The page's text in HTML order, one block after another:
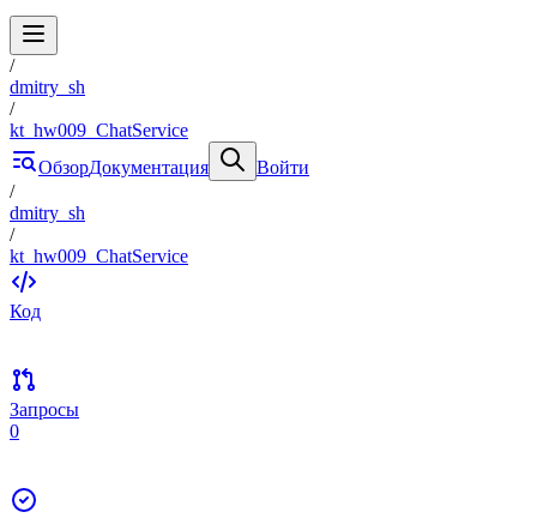
/
dmitry_sh
/
kt_hw009_ChatService
ОбзорДокументация
Войти
/
dmitry_sh
/
kt_hw009_ChatService
Код
Запросы
0